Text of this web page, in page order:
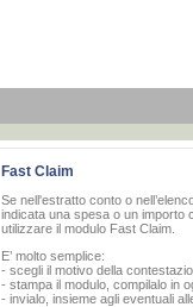
Fast Claim
Se nell'estratto conto o
indicata una spesa o un importo
utilizzare il modulo Fast Claim.
E’ molto semplice:
- scegli il motivo della
- stampa il modulo, compilalo in
- invialo, insieme agli eventuali